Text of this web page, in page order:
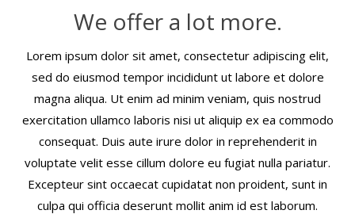
We offer a lot more.
Lorem ipsum dolor sit amet, consectetur adipiscing elit,
sed do eiusmod tempor incididunt ut labore et dolore
magna aliqua. Ut enim ad minim veniam, quis nostrud
exercitation ullamco laboris nisi ut aliquip ex ea commodo
consequat. Duis aute irure dolor in reprehenderit in
voluptate velit esse cillum dolore eu fugiat nulla pariatur.
Excepteur sint occaecat cupidatat non proident, sunt in
culpa qui officia deserunt mollit anim id est laborum.